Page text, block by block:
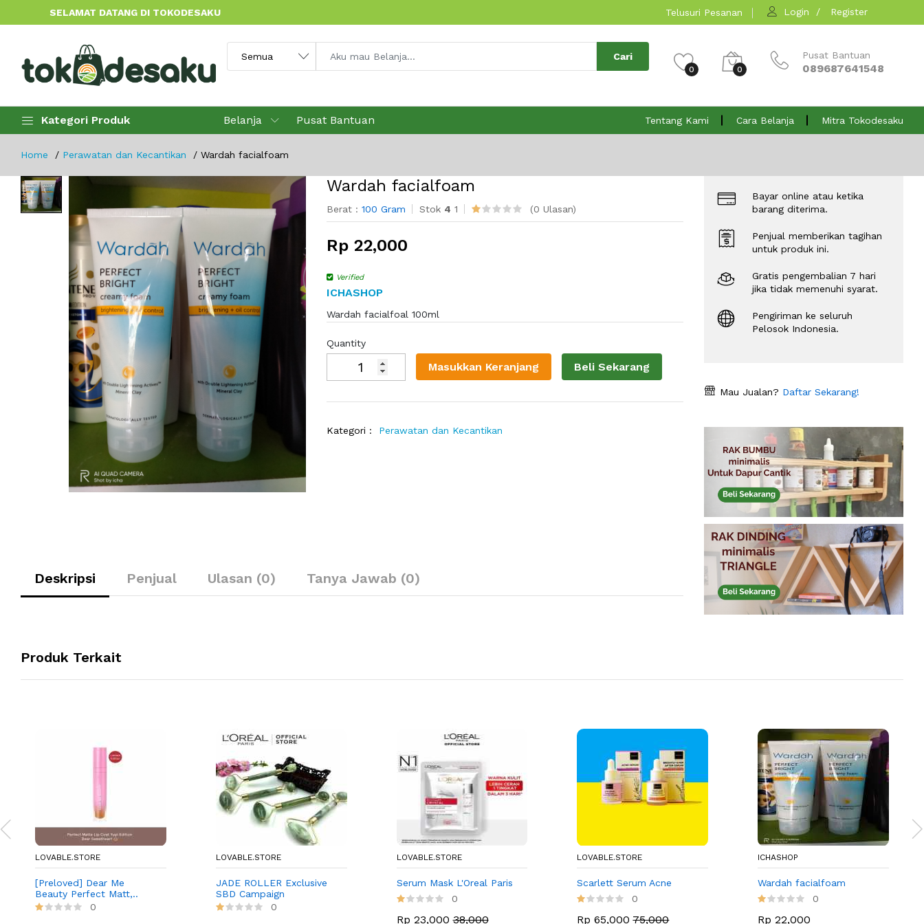
SELAMAT DATANG DI TOKODESAKU Telusuri Pesanan Login Register
Cari
0 0
Pusat Bantuan
089687641548
Kategori Produk Belanja Pusat Bantuan Tentang Kami Cara Belanja Mitra Tokodesaku
Home Perawatan dan Kecantikan Wardah facialfoam
Wardah facialfoam
Berat : 100 Gram Stok 4 1 (0 Ulasan)
Rp 22,000
Verified
ICHASHOP
Wardah facialfoal 100ml
Quantity
Masukkan Keranjang Beli Sekarang
Kategori : Perawatan dan Kecantikan
Deskripsi Penjual Ulasan (0) Tanya Jawab (0)
Bayar online atau ketika
barang diterima.
Penjual memberikan tagihan
untuk produk ini.
Gratis pengembalian 7 hari
jika tidak memenuhi syarat.
Pengiriman ke seluruh
Pelosok Indonesia.
Mau Jualan? Daftar Sekarang!
Produk Terkait
LOVABLE.STORE
[Preloved] Dear Me
Beauty Perfect Matt,..
0
LOVABLE.STORE
JADE ROLLER Exclusive
SBD Campaign
0
LOVABLE.STORE
Serum Mask L'Oreal Paris
0
Rp 23,00038,000
LOVABLE.STORE
Scarlett Serum Acne
0
Rp 65,00075,000
ICHASHOP
Wardah facialfoam
0
Rp 22,000